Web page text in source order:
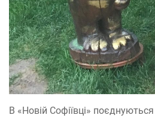
В «Новій Софіївці»